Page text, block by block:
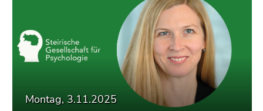
Montag, 3.11.2025